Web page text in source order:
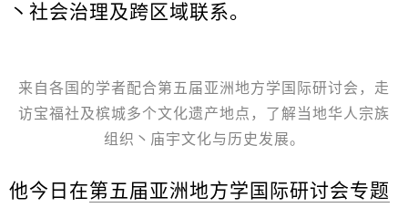
丶社会治理及跨区域联系。
来自各国的学者配合第五届亚洲地方学国际研讨会，走
访宝福社及槟城多个文化遗产地点，了解当地华人宗族
组织丶庙宇文化与历史发展。
他今日在第五届亚洲地方学国际研讨会专题